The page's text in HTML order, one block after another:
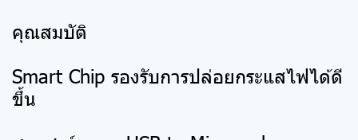
คุณสมบัติ
Smart Chip รองรับการปล่อยกระแสไฟได้ดี
ขึ้น